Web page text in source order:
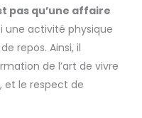
pas qu’une affaire
une activité physique
repos. Ainsi, il
de l’art de vivre
et le respect de